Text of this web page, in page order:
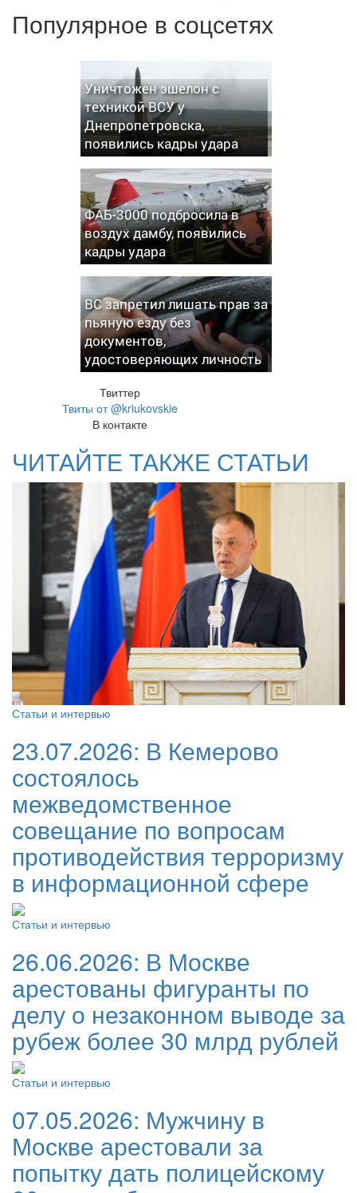
Популярное в соцсетях
Уничтожен эшелон с
техникой ВСУ у
Днепропетровска,
появились кадры удара
ФАБ-3000 подбросила в
воздух дамбу, появились
кадры удара
ВС запретил лишать прав за
пьяную езду без
документов,
удостоверяющих личность
Твиттер
Твиты от @kriukovskie
В контакте
ЧИТАЙТЕ ТАКЖЕ СТАТЬИ
Статьи и интервью
23.07.2026: В Кемерово
состоялось
межведомственное
совещание по вопросам
противодействия терроризму
в информационной сфере
Статьи и интервью
26.06.2026: В Москве
арестованы фигуранты по
делу о незаконном выводе за
рубеж более 30 млрд рублей
Статьи и интервью
07.05.2026: Мужчину в
Москве арестовали за
попытку дать полицейскому